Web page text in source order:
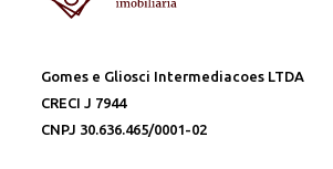
Gomes e Gliosci Intermediacoes LTDA
CRECI J 7944
CNPJ 30.636.465/0001-02